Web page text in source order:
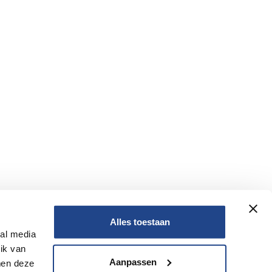
media
van
deze
Alles toestaan
Aanpassen
Nee
Nee